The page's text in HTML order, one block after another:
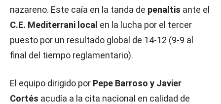
nazareno. Este caía en la tanda de penaltis ante el
C.E. Mediterrani local en la lucha por el tercer
puesto por un resultado global de 14-12 (9-9 al
final del tiempo reglamentario).
El equipo dirigido por Pepe Barroso y Javier
Cortés acudía a la cita nacional en calidad de